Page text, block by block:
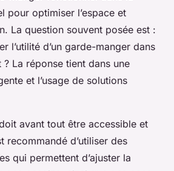
pour optimiser l’espace et
La question souvent posée est :
l’utilité d’un garde-manger dans
? La réponse tient dans une
et l’usage de solutions
avant tout être accessible et
recommandé d’utiliser des
qui permettent d’ajuster la